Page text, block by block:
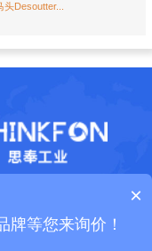
头Desoutter...
| 营业执照
×
牌等您来询价！